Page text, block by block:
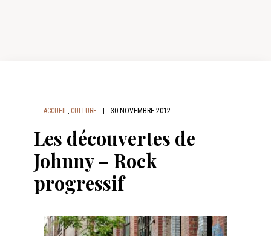
ACCUEIL, CULTURE 30 NOVEMBRE 2012
Les découvertes de
Johnny – Rock
progressif